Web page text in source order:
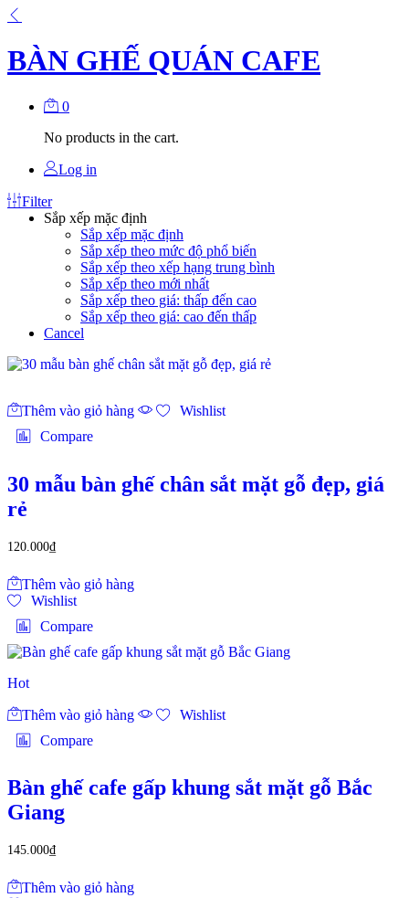
BÀN GHẾ QUÁN CAFE
0
No products in the cart.
Log in
Filter
Sắp xếp mặc định
Sắp xếp mặc định
Sắp xếp theo mức độ phổ biến
Sắp xếp theo xếp hạng trung bình
Sắp xếp theo mới nhất
Sắp xếp theo giá: thấp đến cao
Sắp xếp theo giá: cao đến thấp
Cancel
Thêm vào giỏ hàng
Wishlist
Compare
30 mẫu bàn ghế chân sắt mặt gỗ đẹp, giá
rẻ
120.000₫
Thêm vào giỏ hàng
Wishlist
Compare
Hot
Thêm vào giỏ hàng
Wishlist
Compare
Bàn ghế cafe gấp khung sắt mặt gỗ Bắc
Giang
145.000₫
Thêm vào giỏ hàng